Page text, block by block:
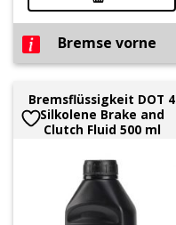
Bremse vorne
Bremsflüssigkeit DOT 4
Silkolene Brake and
Clutch Fluid 500 ml